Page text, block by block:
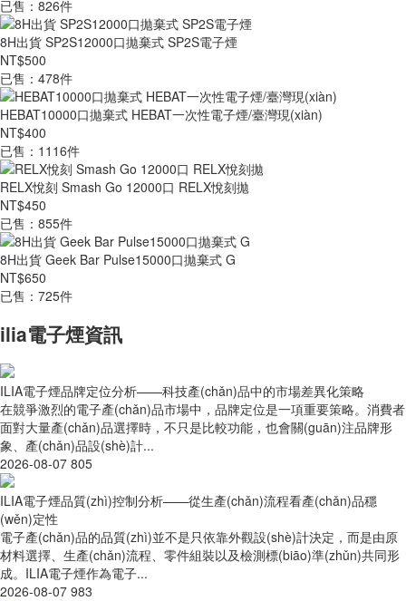
已售：826件
8H出貨 SP2S12000口拋棄式 SP2S電子煙
NT$500
已售：478件
HEBAT10000口拋棄式 HEBAT一次性電子煙/臺灣現(xiàn)
NT$400
已售：1116件
RELX悅刻 Smash Go 12000口 RELX悅刻拋
NT$450
已售：855件
8H出貨 Geek Bar Pulse15000口拋棄式 G
NT$650
已售：725件
ilia電子煙資訊
ILIA電子煙品牌定位分析——科技產(chǎn)品中的市場差異化策略
在競爭激烈的電子產(chǎn)品市場中，品牌定位是一項重要策略。消費者
面對大量產(chǎn)品選擇時，不只是比較功能，也會關(guān)注品牌形
象、產(chǎn)品設(shè)計...
2026-08-07 805
ILIA電子煙品質(zhì)控制分析——從生產(chǎn)流程看產(chǎn)品穩
(wěn)定性
電子產(chǎn)品的品質(zhì)並不是只依靠外觀設(shè)計決定，而是由原
材料選擇、生產(chǎn)流程、零件組裝以及檢測標(biāo)準(zhǔn)共同形
成。ILIA電子煙作為電子...
2026-08-07 983